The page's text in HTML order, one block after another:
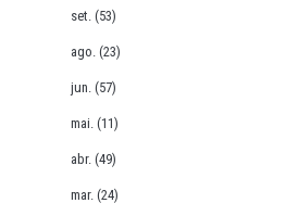
set.(53)
ago.(23)
jun.(57)
mai.(11)
abr.(49)
mar.(24)